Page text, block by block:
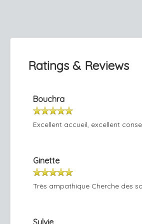
Ratings & Reviews
Bouchra
Excellent accueil, excellent
Ginette
Très ampathique Cherche des
Sylvie